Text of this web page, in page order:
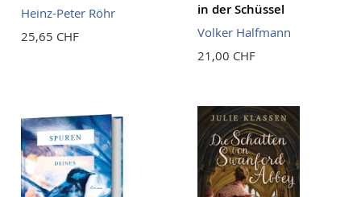
Heinz-Peter Röhr
25,65 CHF
in der Schüssel
Volker Halfmann
21,00 CHF